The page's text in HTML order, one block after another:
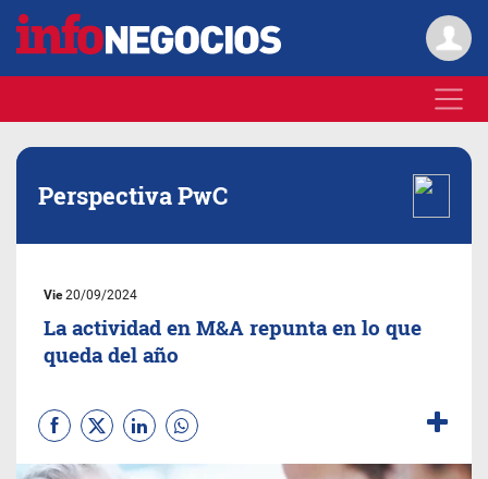
Perspectiva PwC
Vie20/09/2024
La actividad en M&A repunta en lo que
queda del año